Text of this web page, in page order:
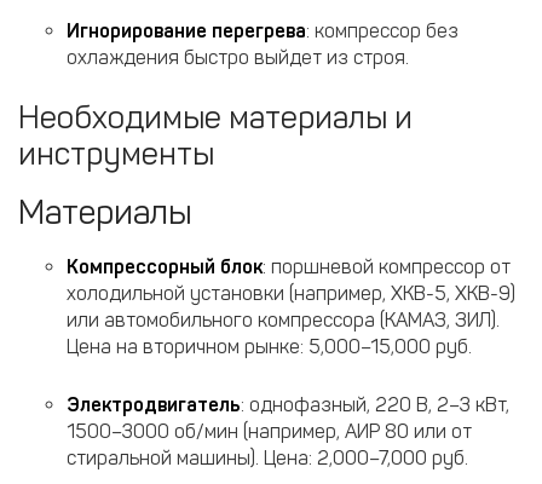
Игнорирование перегрева: компрессор без
охлаждения быстро выйдет из строя.
Необходимые материалы и
инструменты
Материалы
Компрессорный блок: поршневой компрессор от
холодильной установки (например, ХКВ-5, ХКВ-9)
или автомобильного компрессора (КАМАЗ, ЗИЛ).
Цена на вторичном рынке: 5,000–15,000 руб.
Электродвигатель: однофазный, 220 В, 2–3 кВт,
1500–3000 об/мин (например, АИР 80 или от
стиральной машины). Цена: 2,000–7,000 руб.